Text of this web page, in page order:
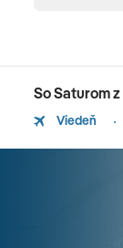
So Saturom
Viedeň